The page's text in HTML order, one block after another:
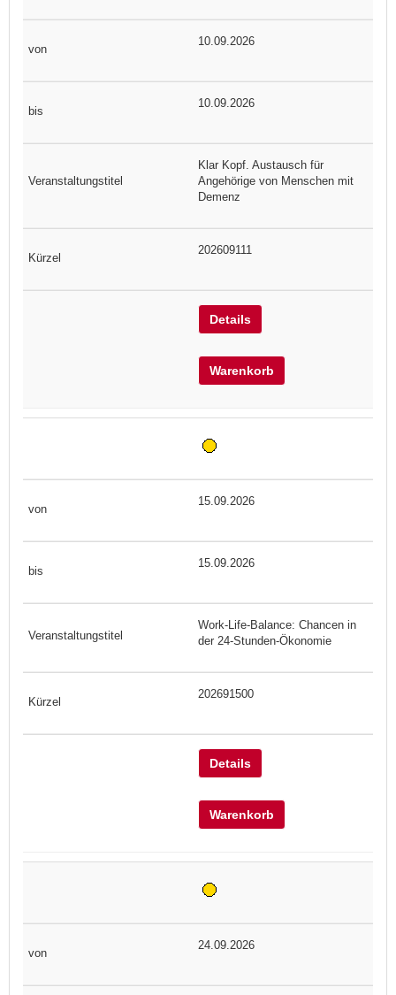
10.09.2026
10.09.2026
Klar Kopf. Austausch für
Angehörige von Menschen mit
Demenz
202609111
Details
Warenkorb
15.09.2026
15.09.2026
Work-Life-Balance: Chancen in
der 24-Stunden-Ökonomie
202691500
Details
Warenkorb
24.09.2026